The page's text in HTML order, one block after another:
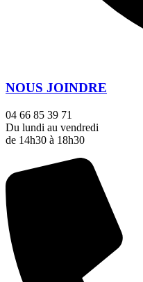
NOUS JOINDRE
04 66 85 39 71
Du lundi au vendredi
de 14h30 à 18h30